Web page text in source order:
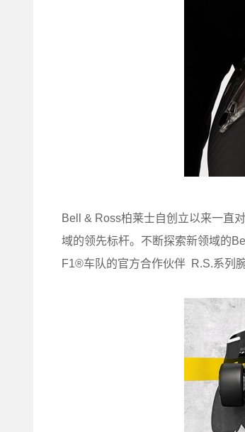
Bell & Ross柏莱士自创立以来一直
域的领先标杆。不断探索新领域的
F1®车队的官方合作伙伴 R.S.系列